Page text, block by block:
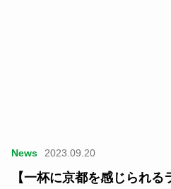
News 2023.09.20
【一杯に京都を感じられ